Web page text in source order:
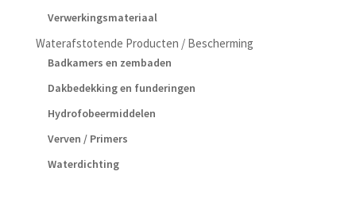
Verwerkingsmateriaal
Waterafstotende Producten / Bescherming
Badkamers en zembaden
Dakbedekking en funderingen
Hydrofobeermiddelen
Verven / Primers
Waterdichting